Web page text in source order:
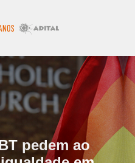
pedem ao